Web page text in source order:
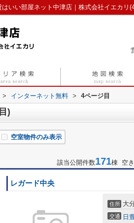
いい部屋ネット中津店｜株式会社イエカリ
> インターネット無料 > 4ページ目
)
空室物件のみ表示
該当公開件数171棟 空
レガード中央
住所 大
交通 日